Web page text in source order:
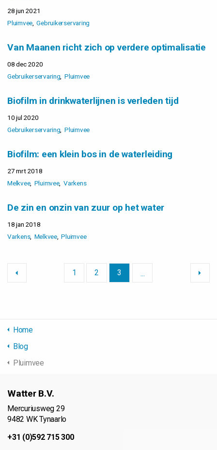
28 jun 2021
Pluimvee Gebruikerservaring
Van Maanen richt zich op verdere optimalisatie
08 dec 2020
Gebruikerservaring Pluimvee
Biofilm in drinkwaterlijnen is verleden tijd
10 jul 2020
Gebruikerservaring Pluimvee
Biofilm: een klein bos in de waterleiding
27 mrt 2018
Melkvee Pluimvee Varkens
De zin en onzin van zuur op het water
18 jan 2018
Varkens Melkvee Pluimvee
1 2 3 ...
Home
Blog
Pluimvee
Watter B.V.
Mercuriusweg 29
9482 WK Tynaarlo
+31 (0)592 715 300